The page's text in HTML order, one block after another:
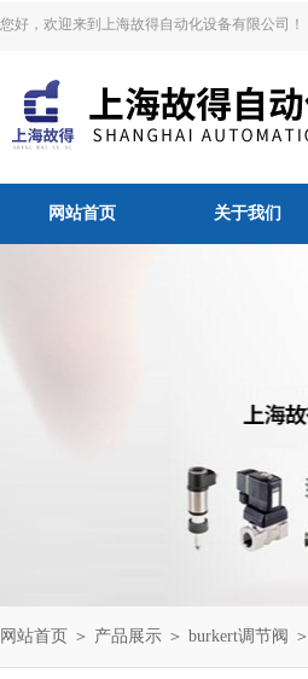
您好，欢迎来到上海故得自动化设备有限公司！
网站首页 关于我们
网站首页 ＞ 产品展示 ＞ burkert调节阀 ＞